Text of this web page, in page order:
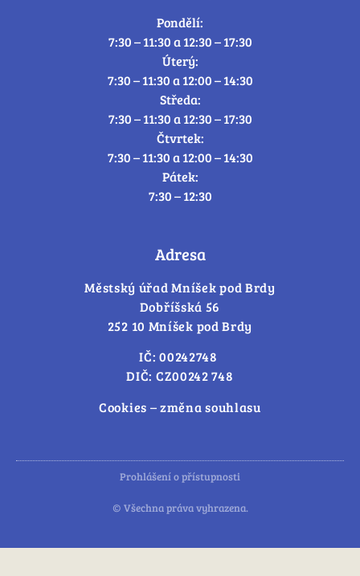
Pondělí:
7:30 – 11:30 a 12:30 – 17:30
Úterý:
7:30 – 11:30 a 12:00 – 14:30
Středa:
7:30 – 11:30 a 12:30 – 17:30
Čtvrtek:
7:30 – 11:30 a 12:00 – 14:30
Pátek:
7:30 – 12:30
Adresa
Městský úřad Mníšek pod Brdy
Dobříšská 56
252 10 Mníšek pod Brdy
IČ: 00242748
DIČ: CZ00242 748
Cookies – změna souhlasu
Prohlášení o přístupnosti
© Všechna práva vyhrazena.